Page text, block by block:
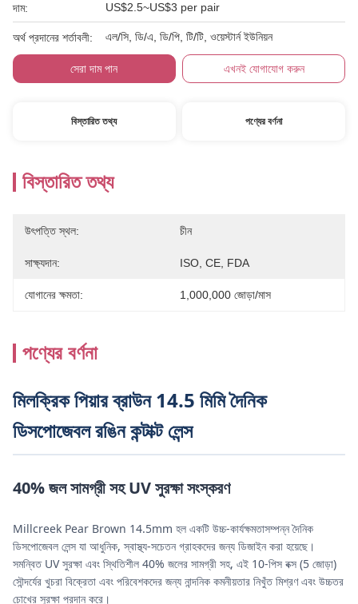
দাম: US$2.5~US$3 per pair
অর্থ প্রদানের শর্তাবলী: এল/সি, ডি/এ, ডি/পি, টি/টি, ওয়েস্টার্ন ইউনিয়ন
সেরা দাম পান এখনই যোগাযোগ করুন
বিস্তারিত তথ্য পণ্যের বর্ণনা
বিস্তারিত তথ্য
উৎপত্তি স্থল: চীন
সাক্ষ্যদান: ISO, CE, FDA
যোগানের ক্ষমতা: 1,000,000 জোড়া/মাস
পণ্যের বর্ণনা
মিলক্রিক পিয়ার ব্রাউন 14.5 মিমি দৈনিক
ডিসপোজেবল রঙিন কন্টাক্ট লেন্স
40% জল সামগ্রী সহ UV সুরক্ষা সংস্করণ
Millcreek Pear Brown 14.5mm হল একটি উচ্চ-কার্যক্ষমতাসম্পন্ন দৈনিক
ডিসপোজেবল লেন্স যা আধুনিক, স্বাস্থ্য-সচেতন গ্রাহকদের জন্য ডিজাইন করা হয়েছে।
সমন্বিত UV সুরক্ষা এবং স্থিতিশীল 40% জলের সামগ্রী সহ, এই 10-পিস বক্স (5 জোড়া)
সৌন্দর্যের খুচরা বিক্রেতা এবং পরিবেশকদের জন্য নান্দনিক কমনীয়তার নিখুঁত মিশ্রণ এবং উচ্চতর
চোখের সুরক্ষা প্রদান করে।